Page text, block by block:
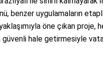
benzer uygulamaların
öne çıkan
güvenli hale getirmesiyle